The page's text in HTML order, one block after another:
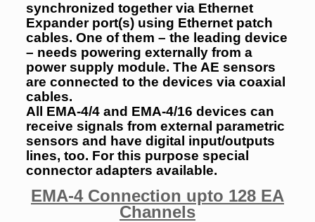
synchronized together via Ethernet
Expander port(s) using Ethernet patch
cables. One of them – the leading device
– needs powering externally from a
power supply module. The AE sensors
are connected to the devices via coaxial
cables.
All EMA-4/4 and EMA-4/16 devices can
receive signals from external parametric
sensors and have digital input/outputs
lines, too. For this purpose special
connector adapters available.
EMA-4 Connection upto 128 EA
Channels